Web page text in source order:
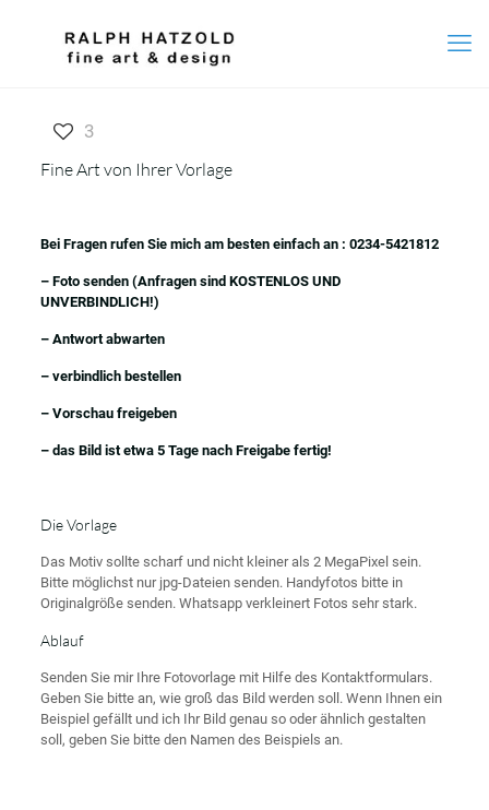
3
Fine Art von Ihrer Vorlage
Bei Fragen rufen Sie mich am besten einfach an : 0234-5421812
– Foto senden (Anfragen sind KOSTENLOS UND
UNVERBINDLICH!)
– Antwort abwarten
– verbindlich bestellen
– Vorschau freigeben
– das Bild ist etwa 5 Tage nach Freigabe fertig!
Die Vorlage
Das Motiv sollte scharf und nicht kleiner als 2 MegaPixel sein.
Bitte möglichst nur jpg-Dateien senden. Handyfotos bitte in
Originalgröße senden. Whatsapp verkleinert Fotos sehr stark.
Ablauf
Senden Sie mir Ihre Fotovorlage mit Hilfe des Kontaktformulars.
Geben Sie bitte an, wie groß das Bild werden soll. Wenn Ihnen ein
Beispiel gefällt und ich Ihr Bild genau so oder ähnlich gestalten
soll, geben Sie bitte den Namen des Beispiels an.